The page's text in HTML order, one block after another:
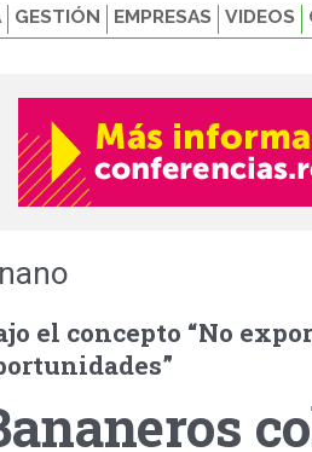
GESTIÓN EMPRESAS VIDEOS
el concepto “No